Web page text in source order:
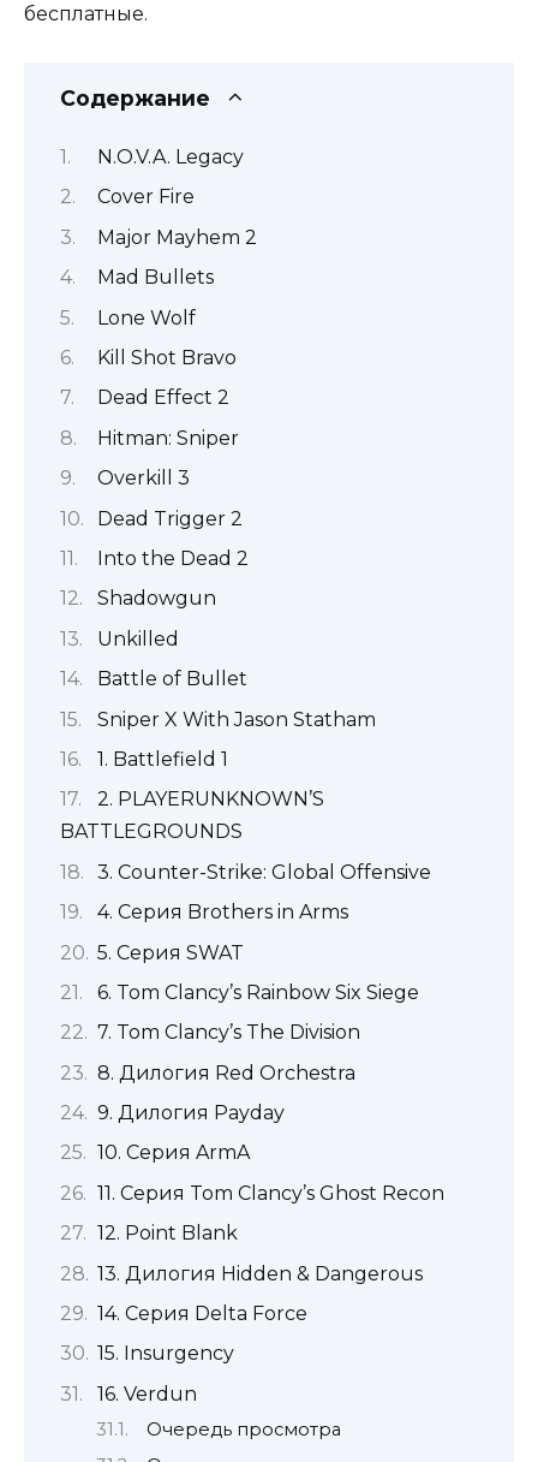
бесплатные.
Содержание
N.O.V.A. Legacy
Cover Fire
Major Mayhem 2
Mad Bullets
Lone Wolf
Kill Shot Bravo
Dead Effect 2
Hitman: Sniper
Overkill 3
Dead Trigger 2
Into the Dead 2
Shadowgun
Unkilled
Battle of Bullet
Sniper X With Jason Statham
1. Battlefield 1
2. PLAYERUNKNOWN’S
BATTLEGROUNDS
3. Counter-Strike: Global Offensive
4. Серия Brothers in Arms
5. Серия SWAT
6. Tom Clancy’s Rainbow Six Siege
7. Tom Clancy’s The Division
8. Дилогия Red Orchestra
9. Дилогия Payday
10. Серия ArmA
11. Серия Tom Clancy’s Ghost Recon
12. Point Blank
13. Дилогия Hidden & Dangerous
14. Серия Delta Force
15. Insurgency
16. Verdun
Очередь просмотра